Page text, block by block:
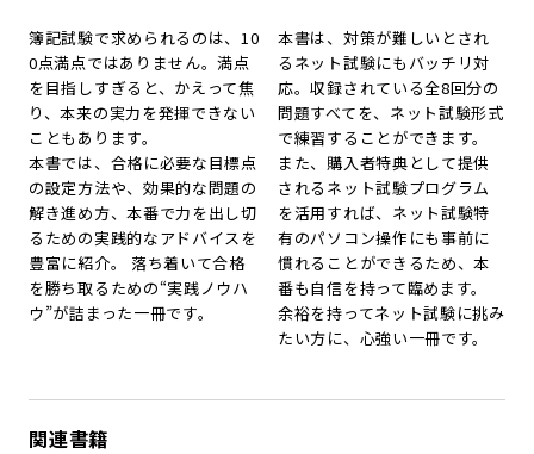
簿記試験で求められるのは、10
0点満点ではありません。満点
を目指しすぎると、かえって焦
り、本来の実力を発揮できない
こともあります。
本書では、合格に必要な目標点
の設定方法や、効果的な問題の
解き進め方、本番で力を出し切
るための実践的なアドバイスを
豊富に紹介。 落ち着いて合格
を勝ち取るための“実践ノウハ
ウ”が詰まった一冊です。
本書は、対策が難しいとされ
るネット試験にもバッチリ対
応。収録されている全8回分の
問題すべてを、ネット試験形式
で練習することができます。
また、購入者特典として提供
されるネット試験プログラム
を活用すれば、ネット試験特
有のパソコン操作にも事前に
慣れることができるため、本
番も自信を持って臨めます。
余裕を持ってネット試験に挑み
たい方に、心強い一冊です。
関連書籍